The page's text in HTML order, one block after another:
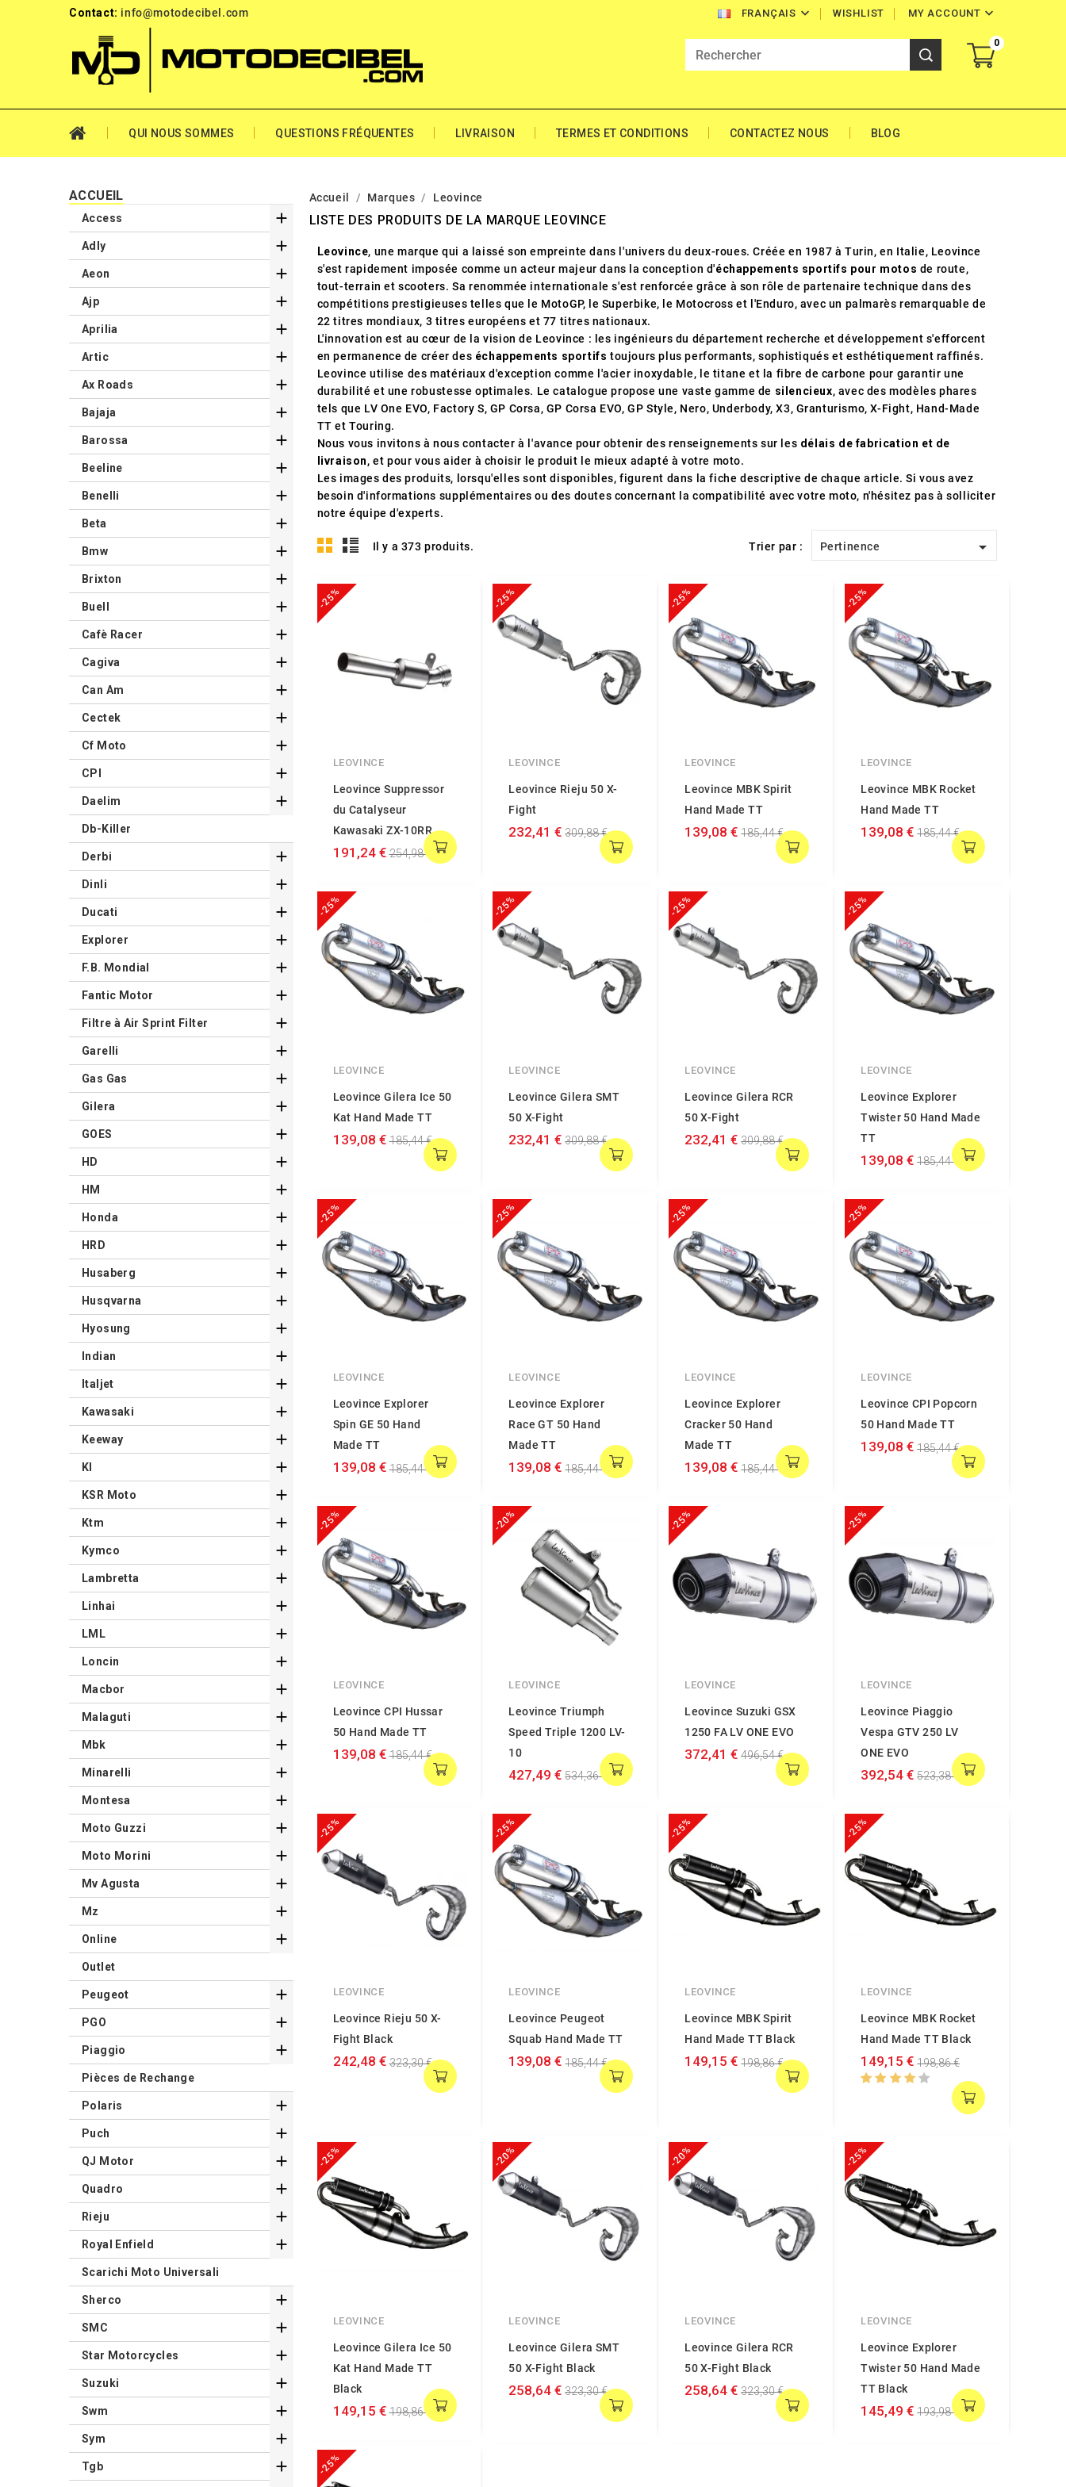
Contact: info@motodecibel.com FRANÇAIS  MY ACCOUNT 
WISHLIST
0
QUI NOUS SOMMES QUESTIONS FRÉQUENTES LIVRAISON TERMES ET CONDITIONS CONTACTEZ NOUS BLOG
Accueil Marques Leovince
LISTE DES PRODUITS DE LA MARQUE LEOVINCE
Leovince, une marque qui a laissé son empreinte dans l'univers du deux-roues. Créée en 1987 à Turin, en Italie, Leovince
s'est rapidement imposée comme un acteur majeur dans la conception d'échappements sportifs pour motos de route,
tout-terrain et scooters. Sa renommée internationale s'est renforcée grâce à son rôle de partenaire technique dans des
compétitions prestigieuses telles que le MotoGP, le Superbike, le Motocross et l'Enduro, avec un palmarès remarquable de
22 titres mondiaux, 3 titres européens et 77 titres nationaux.
L'innovation est au cœur de la vision de Leovince : les ingénieurs du département recherche et développement s'efforcent
en permanence de créer des échappements sportifs toujours plus performants, sophistiqués et esthétiquement raffinés.
Leovince utilise des matériaux d'exception comme l'acier inoxydable, le titane et la fibre de carbone pour garantir une
durabilité et une robustesse optimales. Le catalogue propose une vaste gamme de silencieux, avec des modèles phares
tels que LV One EVO, Factory S, GP Corsa, GP Corsa EVO, GP Style, Nero, Underbody, X3, Granturismo, X-Fight, Hand-Made
TT et Touring.
Nous vous invitons à nous contacter à l'avance pour obtenir des renseignements sur les délais de fabrication et de
livraison, et pour vous aider à choisir le produit le mieux adapté à votre moto.
Les images des produits, lorsqu'elles sont disponibles, figurent dans la fiche descriptive de chaque article. Si vous avez
besoin d'informations supplémentaires ou des doutes concernant la compatibilité avec votre moto, n'hésitez pas à solliciter
notre équipe d'experts.
Il y a 373 produits. Trier par : Pertinence 
-25%
LEOVINCE
Leovince Suppressor
du Catalyseur
Kawasaki ZX-10RR
191,24 € 254,98 €
-25%
LEOVINCE
Leovince Rieju 50 X-
Fight
232,41 € 309,88 €
-25%
LEOVINCE
Leovince MBK Spirit
Hand Made TT
139,08 € 185,44 €
-25%
LEOVINCE
Leovince MBK Rocket
Hand Made TT
139,08 € 185,44 €
-25%
LEOVINCE
Leovince Gilera Ice 50
Kat Hand Made TT
139,08 € 185,44 €
-25%
LEOVINCE
Leovince Gilera SMT
50 X-Fight
232,41 € 309,88 €
-25%
LEOVINCE
Leovince Gilera RCR
50 X-Fight
232,41 € 309,88 €
-25%
LEOVINCE
Leovince Explorer
Twister 50 Hand Made
TT
139,08 € 185,44 €
-25%
LEOVINCE
Leovince Explorer
Spin GE 50 Hand
Made TT
139,08 € 185,44 €
-25%
LEOVINCE
Leovince Explorer
Race GT 50 Hand
Made TT
139,08 € 185,44 €
-25%
LEOVINCE
Leovince Explorer
Cracker 50 Hand
Made TT
139,08 € 185,44 €
-25%
LEOVINCE
Leovince CPI Popcorn
50 Hand Made TT
139,08 € 185,44 €
-25%
LEOVINCE
Leovince CPI Hussar
50 Hand Made TT
139,08 € 185,44 €
-20%
LEOVINCE
Leovince Triumph
Speed Triple 1200 LV-
10
427,49 € 534,36 €
-25%
LEOVINCE
Leovince Suzuki GSX
1250 FA LV ONE EVO
372,41 € 496,54 €
-25%
LEOVINCE
Leovince Piaggio
Vespa GTV 250 LV
ONE EVO
392,54 € 523,38 €
-25%
LEOVINCE
Leovince Rieju 50 X-
Fight Black
242,48 € 323,30 €
-25%
LEOVINCE
Leovince Peugeot
Squab Hand Made TT
139,08 € 185,44 €
-25%
LEOVINCE
Leovince MBK Spirit
Hand Made TT Black
149,15 € 198,86 €
-25%
LEOVINCE
Leovince MBK Rocket
Hand Made TT Black
149,15 € 198,86 €
-25%
LEOVINCE
Leovince Gilera Ice 50
Kat Hand Made TT
Black
149,15 € 198,86 €
-20%
LEOVINCE
Leovince Gilera SMT
50 X-Fight Black
258,64 € 323,30 €
-20%
LEOVINCE
Leovince Gilera RCR
50 X-Fight Black
258,64 € 323,30 €
-25%
LEOVINCE
Leovince Explorer
Twister 50 Hand Made
TT Black
145,49 € 193,98 €
-25%
ACCUEIL
Access 
Adly 
Aeon 
Ajp 
Aprilia 
Artic 
Ax Roads 
Bajaja 
Barossa 
Beeline 
Benelli 
Beta 
Bmw 
Brixton 
Buell 
Cafè Racer 
Cagiva 
Can Am 
Cectek 
Cf Moto 
CPI 
Daelim 
Db-Killer
Derbi 
Dinli 
Ducati 
Explorer 
F.B. Mondial 
Fantic Motor 
Filtre à Air Sprint Filter 
Garelli 
Gas Gas 
Gilera 
GOES 
HD 
HM 
Honda 
HRD 
Husaberg 
Husqvarna 
Hyosung 
Indian 
Italjet 
Kawasaki 
Keeway 
Kl 
KSR Moto 
Ktm 
Kymco 
Lambretta 
Linhai 
LML 
Loncin 
Macbor 
Malaguti 
Mbk 
Minarelli 
Montesa 
Moto Guzzi 
Moto Morini 
Mv Agusta 
Mz 
Online 
Outlet
Peugeot 
PGO 
Piaggio 
Pièces de Rechange
Polaris 
Puch 
QJ Motor 
Quadro 
Rieju 
Royal Enfield 
Scarichi Moto Universali
Sherco 
SMC 
Star Motorcycles 
Suzuki 
Swm 
Sym 
Tgb 